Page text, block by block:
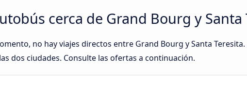
cerca de Grand Bourg y Santa
no hay viajes directos entre Grand Bourg y Santa
dos ciudades. Consulte las ofertas a continuación.